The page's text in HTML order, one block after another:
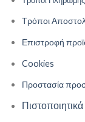
Τρόποι
Επιστροφή
Cookies
Προστασία
Πιστοποιητικά